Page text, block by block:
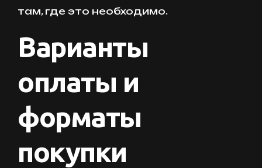
там, где это необходимо.
Варианты
оплаты и
форматы
покупки